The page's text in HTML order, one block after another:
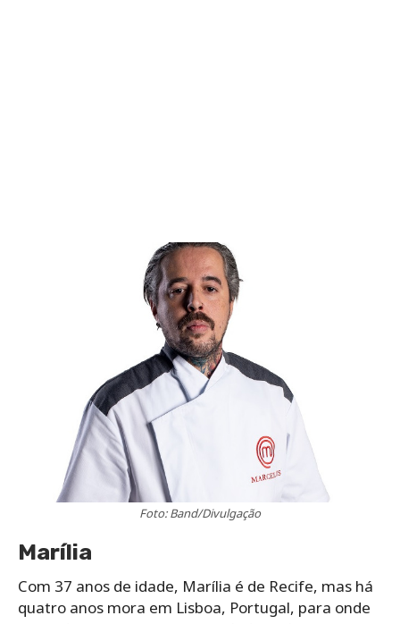
Foto: Band/Divulgação
Marília
Com 37 anos de idade, Marília é de Recife, mas há
quatro anos mora em Lisboa, Portugal, para onde